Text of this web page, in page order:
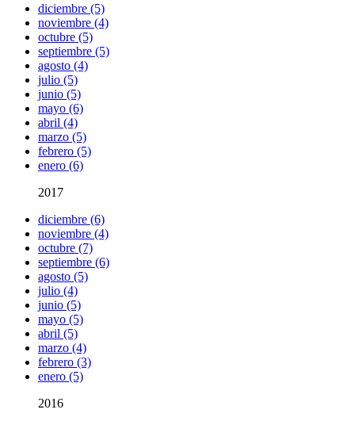
diciembre (5)
noviembre (4)
octubre (5)
septiembre (5)
agosto (4)
julio (5)
junio (5)
mayo (6)
abril (4)
marzo (5)
febrero (5)
enero (6)
2017
diciembre (6)
noviembre (4)
octubre (7)
septiembre (6)
agosto (5)
julio (4)
junio (5)
mayo (5)
abril (5)
marzo (4)
febrero (3)
enero (5)
2016